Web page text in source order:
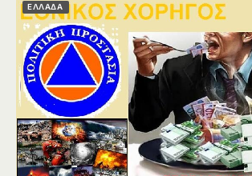
ΕΛΛΑΔΑ